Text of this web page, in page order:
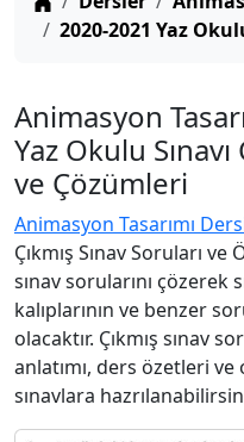
2020-2021 Yaz
Animasyon
Yaz Okulu Sınavı
ve Çözümleri
Animasyon Tasarımı
Çıkmış Sınav Soruları
sınav sorularını çözerek
kalıplarının ve benzer
olacaktır. Çıkmış sınav
anlatımı, ders özetleri ve
sınavlara